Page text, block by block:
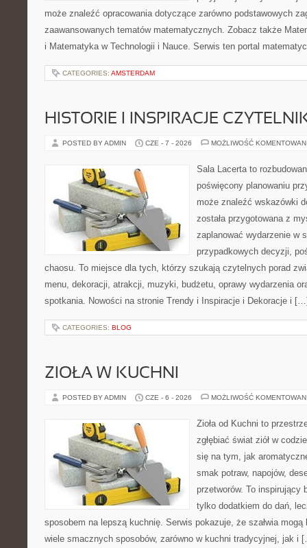
może znaleźć opracowania dotyczące zarówno podstawowych
zaawansowanych tematów matematycznych. Zobacz także
i Matematyka w Technologii i Nauce. Serwis ten portal
CATEGORIES: AMSTERDAM
HISTORIE I INSPIRACJE
POSTED BY ADMIN CZE - 7 - 2026 MOŻLIWOŚĆ
Sala Lacerta to
poświęcony planowaniu
może znaleźć wskazówki
została przygotowana z
zaplanować wydarzenie w
przypadkowych decyzji,
chaosu. To miejsce dla tych, którzy szukają czytelnych porad
menu, dekoracji, atrakcji, muzyki, budżetu, oprawy wydarzenia
spotkania. Nowości na stronie Trendy i Inspiracje i Dekoracje i
CATEGORIES: BLOG
ZIOŁA W KUCHNI
POSTED BY ADMIN CZE - 6 - 2026 MOŻLIWOŚĆ
Zioła od Kuchni to
zgłębiać świat ziół w
się na tym, jak
smak potraw, napojów,
przetworów. To inspirujący
tylko dodatkiem do dań,
sposobem na lepszą kuchnię. Serwis pokazuje, że szałwia
wiele smacznych sposobów, zarówno w kuchni tradycyjnej, jak i